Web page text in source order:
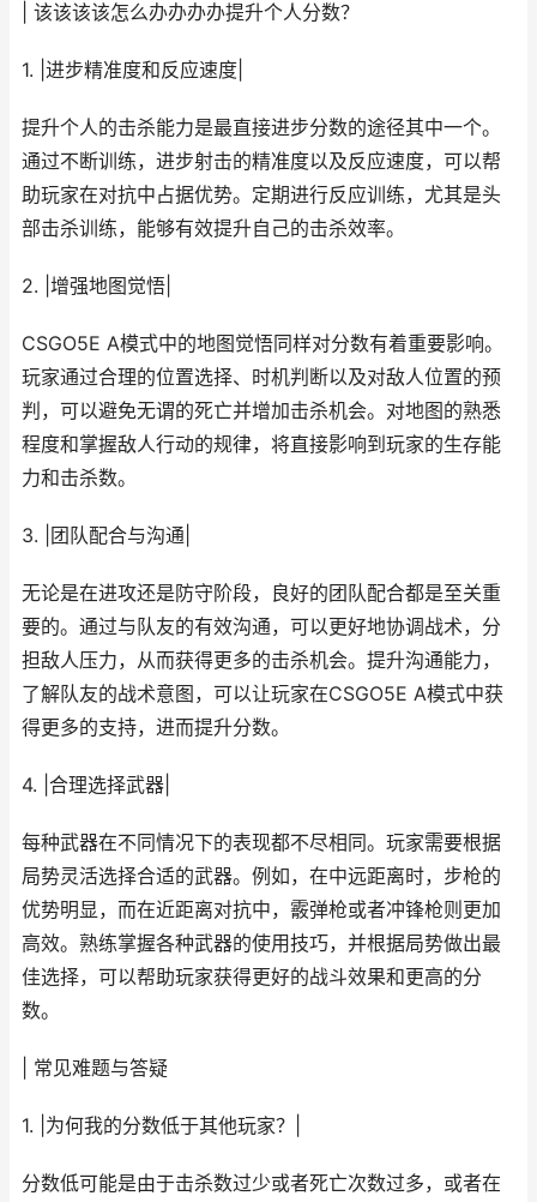
| 该该该该怎么办办办办提升个人分数？
1. |进步精准度和反应速度|
提升个人的击杀能力是最直接进步分数的途径其中一个。
通过不断训练，进步射击的精准度以及反应速度，可以帮
助玩家在对抗中占据优势。定期进行反应训练，尤其是头
部击杀训练，能够有效提升自己的击杀效率。
2. |增强地图觉悟|
CSGO5E A模式中的地图觉悟同样对分数有着重要影响。
玩家通过合理的位置选择、时机判断以及对敌人位置的预
判，可以避免无谓的死亡并增加击杀机会。对地图的熟悉
程度和掌握敌人行动的规律，将直接影响到玩家的生存能
力和击杀数。
3. |团队配合与沟通|
无论是在进攻还是防守阶段，良好的团队配合都是至关重
要的。通过与队友的有效沟通，可以更好地协调战术，分
担敌人压力，从而获得更多的击杀机会。提升沟通能力，
了解队友的战术意图，可以让玩家在CSGO5E A模式中获
得更多的支持，进而提升分数。
4. |合理选择武器|
每种武器在不同情况下的表现都不尽相同。玩家需要根据
局势灵活选择合适的武器。例如，在中远距离时，步枪的
优势明显，而在近距离对抗中，霰弹枪或者冲锋枪则更加
高效。熟练掌握各种武器的使用技巧，并根据局势做出最
佳选择，可以帮助玩家获得更好的战斗效果和更高的分
数。
| 常见难题与答疑
1. |为何我的分数低于其他玩家？|
分数低可能是由于击杀数过少或者死亡次数过多，或者在